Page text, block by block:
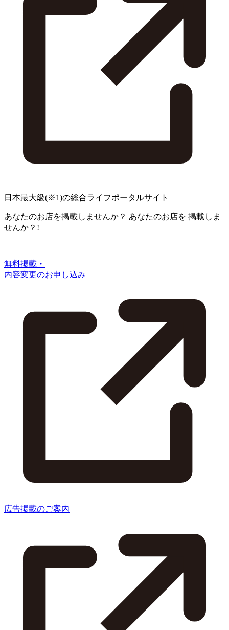
日本最大級(※1)の総合ライフポータルサイト
あなたのお店を掲載しませんか？ あなたのお店を 掲載しま
せんか？!
無料掲載・
内容変更のお申し込み
広告掲載のご案内